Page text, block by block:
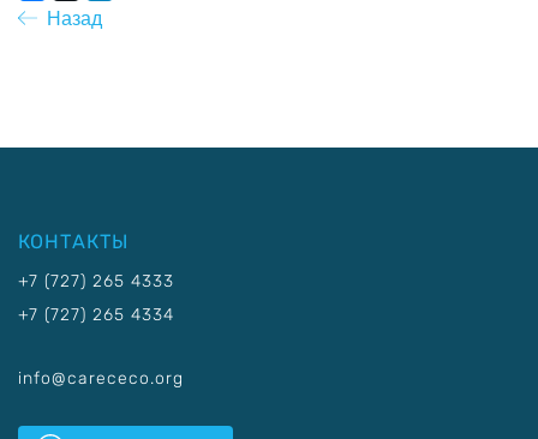
Назад
КОНТАКТЫ
+7 (727) 265 4333
+7 (727) 265 4334
info@carececo.org